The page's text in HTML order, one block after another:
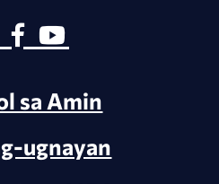
sa Amin
ugnayan